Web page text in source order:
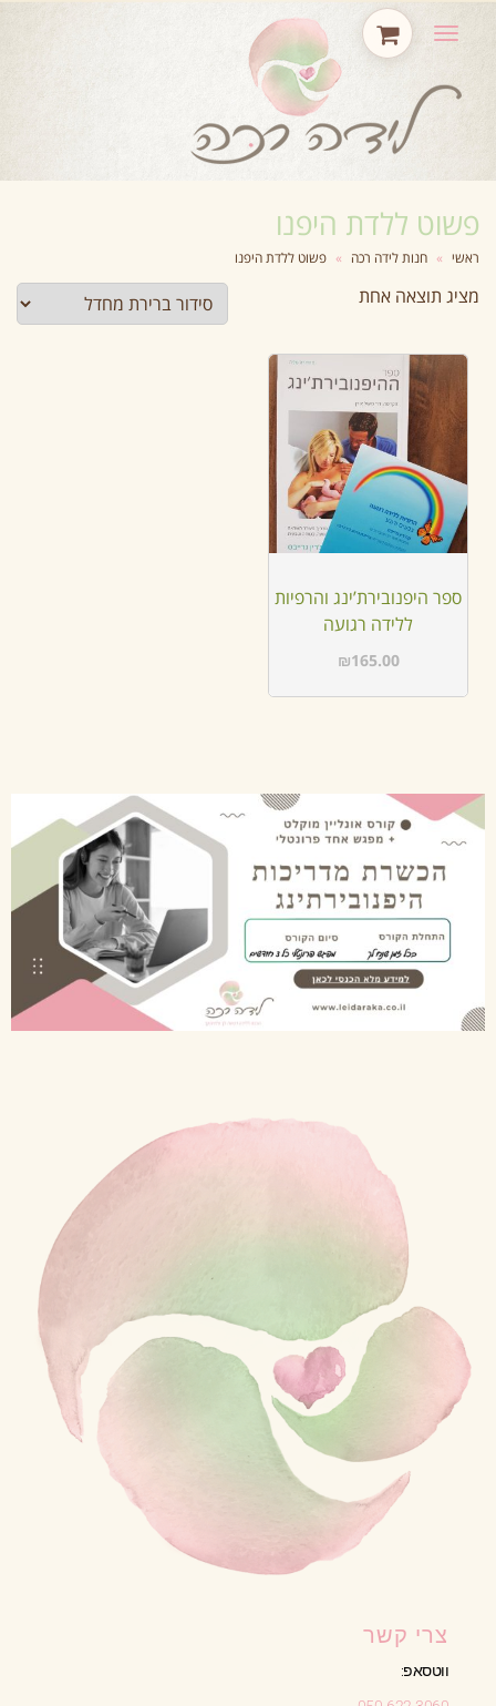
תפריט
פשוט ללדת היפנו
ראשי » חנות לידה רכה » פשוט ללדת היפנו
מציג תוצאה אחת
ספר היפנובירת’ינג והרפיות
ללידה רגועה
₪165.00
צרי קשר
ווטסאפ: